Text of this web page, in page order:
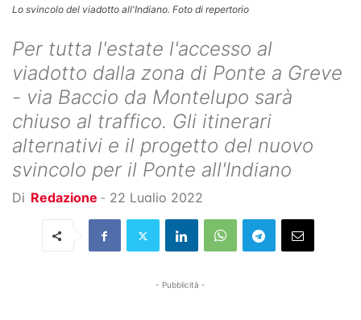
Lo svincolo del viadotto all'Indiano. Foto di repertorio
Per tutta l'estate l'accesso al
viadotto dalla zona di Ponte a Greve
- via Baccio da Montelupo sarà
chiuso al traffico. Gli itinerari
alternativi e il progetto del nuovo
svincolo per il Ponte all'Indiano
Di Redazione - 22 Luglio 2022
- Pubblicità -